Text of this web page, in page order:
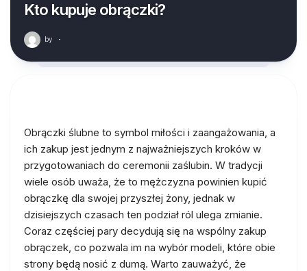
Kto kupuje obrączki?
by ·
Obrączki ślubne to symbol miłości i zaangażowania, a
ich zakup jest jednym z najważniejszych kroków w
przygotowaniach do ceremonii zaślubin. W tradycji
wiele osób uważa, że to mężczyzna powinien kupić
obrączkę dla swojej przyszłej żony, jednak w
dzisiejszych czasach ten podział ról ulega zmianie.
Coraz częściej pary decydują się na wspólny zakup
obrączek, co pozwala im na wybór modeli, które obie
strony będą nosić z dumą. Warto zauważyć, że